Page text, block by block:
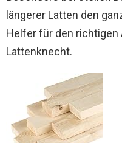
längerer Latten den
Helfer für den
Lattenknecht.